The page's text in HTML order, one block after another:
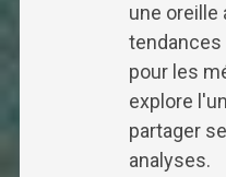
une oreille
tendances
pour les
explore
partager
analyses.